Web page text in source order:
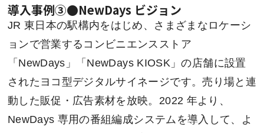
導入事例③●NewDays ビジョン
JR 東日本の駅構内をはじめ、さまざまなロケーシ
ョンで営業するコンビニエンスストア
「NewDays」「NewDays KIOSK」の店舗に設置
されたヨコ型デジタルサイネージです。売り場と連
動した販促・広告素材を放映。2022 年より、
NewDays 専用の番組編成システムを導入して、よ